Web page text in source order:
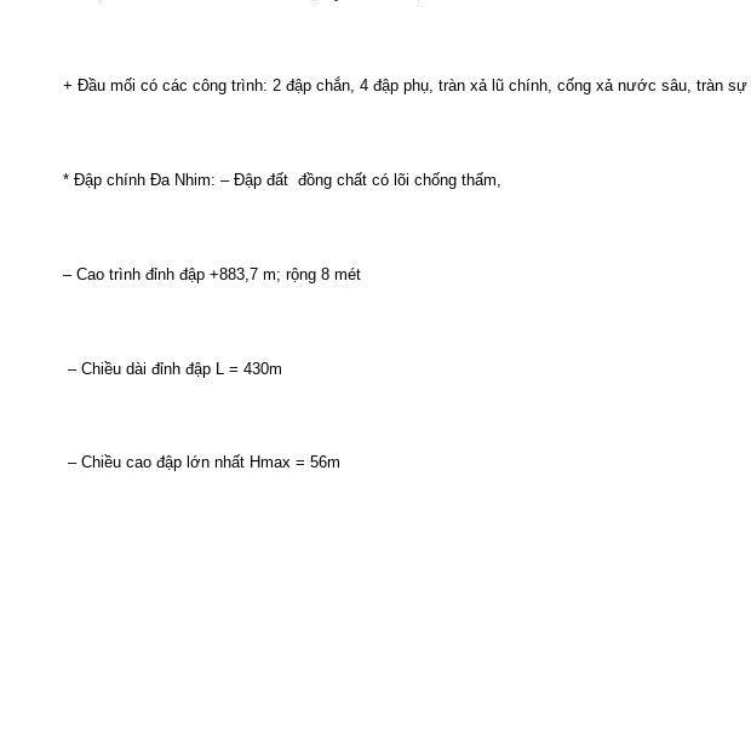
+ Đầu mối có các công trình: 2 đập chắn, 4 đập phụ, tràn xả lũ chính, cống xả nước sâu, tràn sự
* Đập chính Đa Nhim: – Đập đất đồng chất có lõi chống thấm,
– Cao trình đỉnh đập +883 ,7 m; rộng 8 mét
– Chiều dài đỉnh đập L = 430m
– Chiều cao đập lớn nhất Hmax = 56m